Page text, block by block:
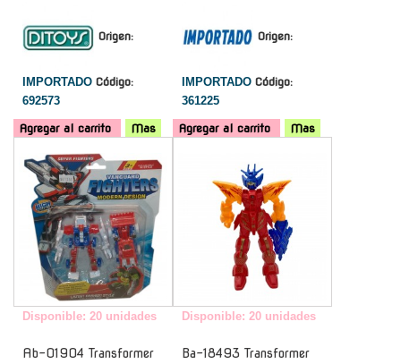
Origen:
IMPORTADO Código:
692573
Agregar al carrito Mas
Origen:
IMPORTADO Código:
361225
Agregar al carrito
Mas
Disponible: 20 unidades
Ab-01904 Transformer
Disponible: 20 unidades
Ba-18493 Transformer